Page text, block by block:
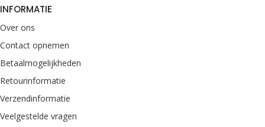
INFORMATIE
Over ons
Contact opnemen
Betaalmogelijkheden
Retourinformatie
Verzendinformatie
Veelgestelde vragen